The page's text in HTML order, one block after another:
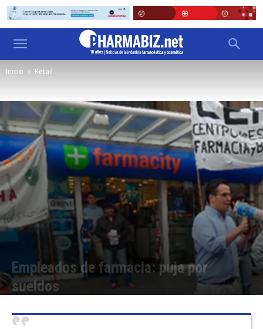
Inicio Retail
Empleados de farmacia: puja por
sueldos